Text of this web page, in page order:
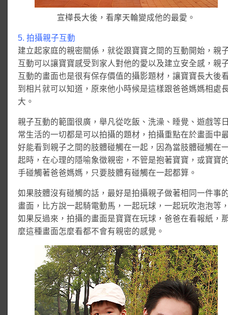
宣樺長大後，看摩天輪變成他的最愛。
5. 拍攝親子互動
建立起家庭的親密關係，就從跟寶寶之間的互動開始，親
互動可以讓寶寶感受到家人對他的愛以及建立安全感，親
互動的畫面也是很有保存價值的攝影題材，讓寶寶長大後
到相片就可以知道，原來他小時候是這樣跟爸爸媽媽相處
大。
親子互動的範圍很廣，舉凡從吃飯、洗澡、睡覺、遊戲等
常生活的一切都是可以拍攝的題材，拍攝重點在於畫面中
好能看到親子之間的肢體碰觸在一起，因為當肢體碰觸在
起時，在心理的隱喻象徵親密，不管是抱著寶寶，或寶寶
手碰觸著爸爸媽媽，只要肢體有碰觸在一起都算。
如果肢體沒有碰觸的話，最好是拍攝親子做著相同一件事
畫面，比方說一起騎電動馬，一起玩球，一起玩吹泡泡等
如果反過來，拍攝的畫面是寶寶在玩球，爸爸在看報紙，
麼這種畫面怎麼看都不會有親密的感覺。